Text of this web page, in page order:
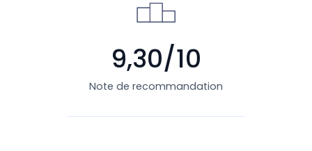
9,30/10
Note de recommandation